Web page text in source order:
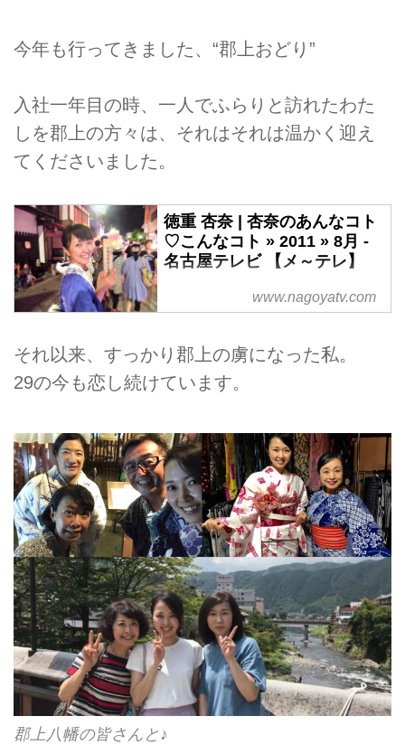
今年も行ってきました、“郡上おどり”
入社一年目の時、一人でふらりと訪れたわた
しを郡上の方々は、それはそれは温かく迎え
てくださいました。
徳重 杏奈 | 杏奈のあんなコト
♡こんなコト » 2011 » 8月 -
名古屋テレビ 【メ～テレ】
www.nagoyatv.com
それ以来、すっかり郡上の虜になった私。
29の今も恋し続けています。
郡上八幡の皆さんと♪